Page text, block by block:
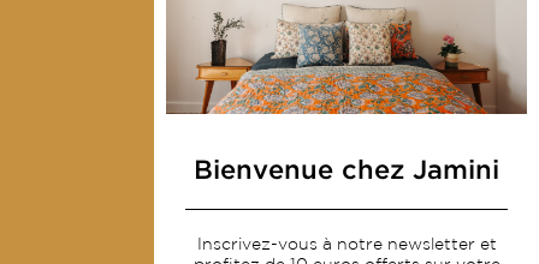
Déco & Linge de maison
Linge de table
Sacs & pochettes
Services
Bienvenue chez Jamini
Inscrivez-vous à notre newsletter et